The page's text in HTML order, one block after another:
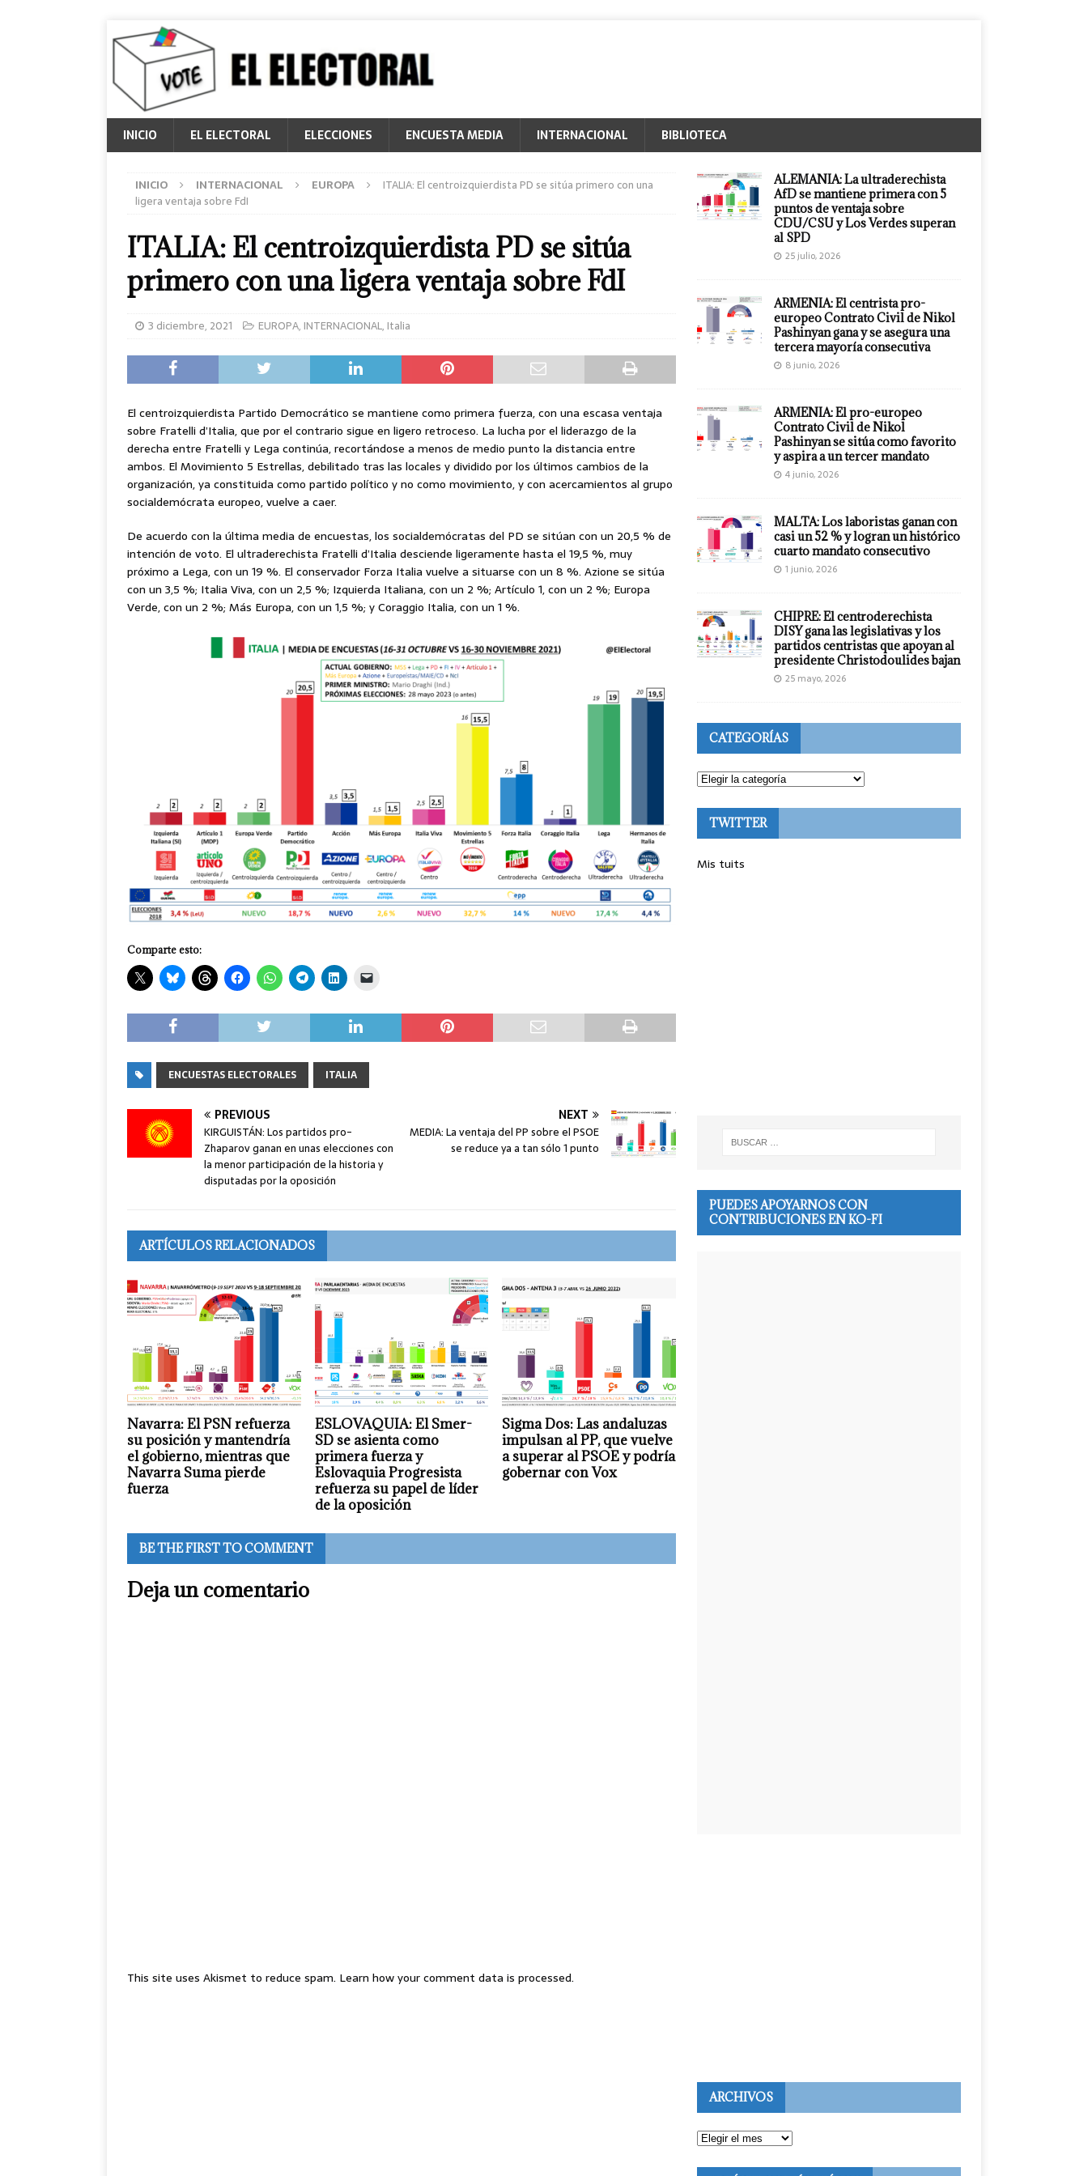
INICIO EL ELECTORAL ELECCIONES ENCUESTA MEDIA INTERNACIONAL BIBLIOTECA
INICIO INTERNACIONAL EUROPA
ITALIA: El centroizquierdista PD se sitúa primero con una
ligera ventaja sobre FdI
ITALIA: El centroizquierdista PD se sitúa
primero con una ligera ventaja sobre FdI
3 diciembre, 2021 EUROPA, INTERNACIONAL, Italia
El centroizquierdista Partido Democrático se mantiene como primera fuerza, con una escasa ventaja
sobre Fratelli d’Italia, que por el contrario sigue en ligero retroceso. La lucha por el liderazgo de la
derecha entre Fratelli y Lega continúa, recortándose a menos de medio punto la distancia entre
ambos. El Movimiento 5 Estrellas, debilitado tras las locales y dividido por los últimos cambios de la
organización, ya constituida como partido político y no como movimiento, y con acercamientos al grupo
socialdemócrata europeo, vuelve a caer.
De acuerdo con la última media de encuestas, los socialdemócratas del PD se sitúan con un 20,5 % de
intención de voto. El ultraderechista Fratelli d’Italia desciende ligeramente hasta el 19,5 %, muy
próximo a Lega, con un 19 %. El conservador Forza Italia vuelve a situarse con un 8 %. Azione se sitúa
con un 3,5 %; Italia Viva, con un 2,5 %; Izquierda Italiana, con un 2 %; Artículo 1, con un 2 %; Europa
Verde, con un 2 %; Más Europa, con un 1,5 %; y Coraggio Italia, con un 1 %.
Comparte esto:
ENCUESTAS ELECTORALES ITALIA
PREVIOUS
KIRGUISTÁN: Los partidos pro-
Zhaparov ganan en unas elecciones con
la menor participación de la historia y
disputadas por la oposición
NEXT
MEDIA: La ventaja del PP sobre el PSOE
se reduce ya a tan sólo 1 punto
ARTÍCULOS RELACIONADOS
Navarra: El PSN refuerza
su posición y mantendría
el gobierno, mientras que
Navarra Suma pierde
fuerza
ESLOVAQUIA: El Smer-
SD se asienta como
primera fuerza y
Eslovaquia Progresista
refuerza su papel de líder
de la oposición
Sigma Dos: Las andaluzas
impulsan al PP, que vuelve
a superar al PSOE y podría
gobernar con Vox
BE THE FIRST TO COMMENT
Deja un comentario
This site uses Akismet to reduce spam. Learn how your comment data is processed.
ALEMANIA: La ultraderechista
AfD se mantiene primera con 5
puntos de ventaja sobre
CDU/CSU y Los Verdes superan
al SPD
25 julio, 2026
ARMENIA: El centrista pro-
europeo Contrato Civil de Nikol
Pashinyan gana y se asegura una
tercera mayoría consecutiva
8 junio, 2026
ARMENIA: El pro-europeo
Contrato Civil de Nikol
Pashinyan se sitúa como favorito
y aspira a un tercer mandato
4 junio, 2026
MALTA: Los laboristas ganan con
casi un 52 % y logran un histórico
cuarto mandato consecutivo
1 junio, 2026
CHIPRE: El centroderechista
DISY gana las legislativas y los
partidos centristas que apoyan al
presidente Christodoulides bajan
25 mayo, 2026
CATEGORÍAS
TWITTER
Mis tuits
PUEDES APOYARNOS CON
CONTRIBUCIONES EN KO-FI
ARCHIVOS